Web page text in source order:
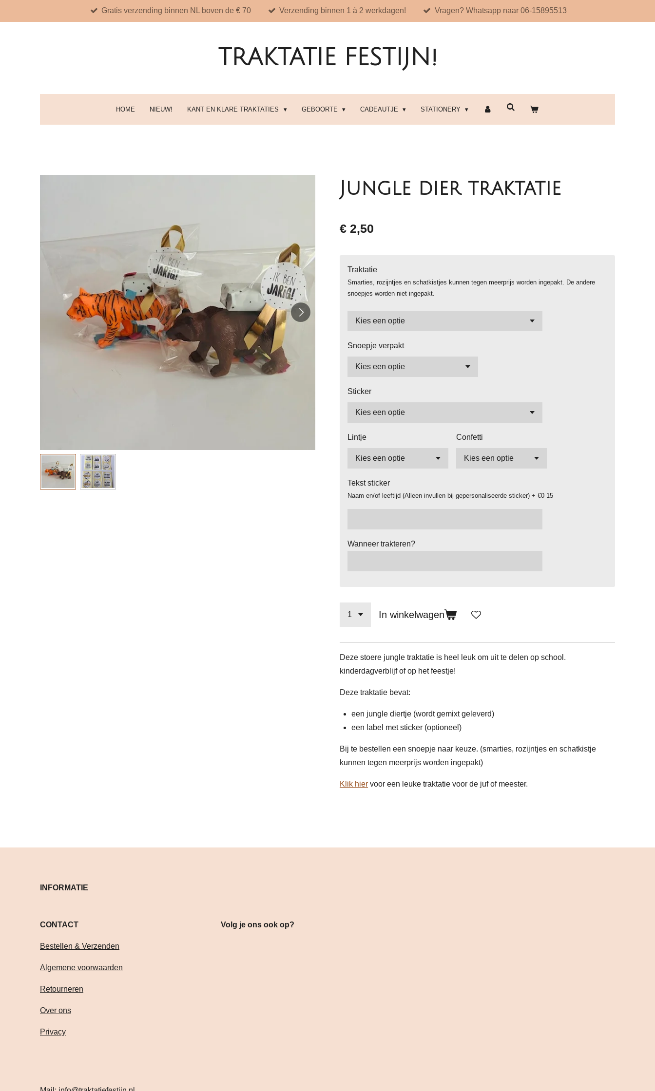
direct
Gratis verzending binnen NL boven de € 70 Verzending binnen 1 à 2 werkdagen! Vragen? Whatsapp naar 06-15895513
TRAKTATIE FESTIJN!
HOME NIEUW! KANT EN KLARE TRAKTATIES GEBOORTE CADEAUTJE STATIONERY
Jungle dier traktatie
€ 2,50
Traktatie
Smarties, rozijntjes en schatkistjes kunnen tegen meerprijs worden ingepakt. De andere
snoepjes worden niet ingepakt.
Snoepje verpakt
Sticker
Lintje Confetti
Tekst sticker
Naam en/of leeftijd (Alleen invullen bij gepersonaliseerde sticker) + €0 15
Wanneer trakteren?
In winkelwagen
Deze stoere jungle traktatie is heel leuk om uit te delen op school.
kinderdagverblijf of op het feestje!
Deze traktatie bevat:
een jungle diertje (wordt gemixt geleverd)
een label met sticker (optioneel)
Bij te bestellen een snoepje naar keuze. (smarties, rozijntjes en schatkistje
kunnen tegen meerprijs worden ingepakt)
Klik hier voor een leuke traktatie voor de juf of meester.
INFORMATIE
CONTACT Volg je ons ook op?
Bestellen & Verzenden
Algemene voorwaarden
Retourneren
Over ons
Privacy